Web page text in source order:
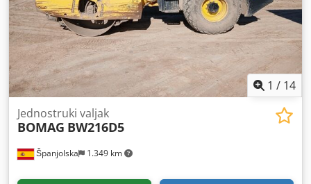
1 / 14
Španjolska 1.349 km
Jednostruki valjak
BOMAG BW216D5